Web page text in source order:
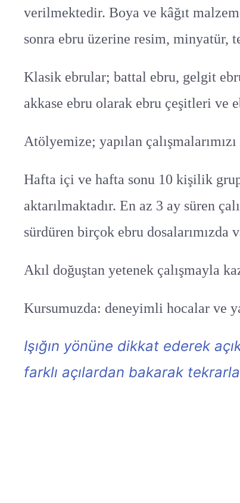
verilmektedir. Boya ve kâğıt
sonra ebru üzerine resim, minyatür,
Klasik ebrular; battal ebru, gelgit
akkase ebru olarak ebru çeşitleri ve
Atölyemize; yapılan
Hafta içi ve hafta sonu 10 kişilik
aktarılmaktadır. En az 3 ay süren
sürdüren birçok ebru dosalarımızda
Akıl doğuştan yetenek çalışmayla
Kursumuzda: deneyimli hocalar ve
Işığın yönüne dikkat ederek
farklı açılardan bakarak